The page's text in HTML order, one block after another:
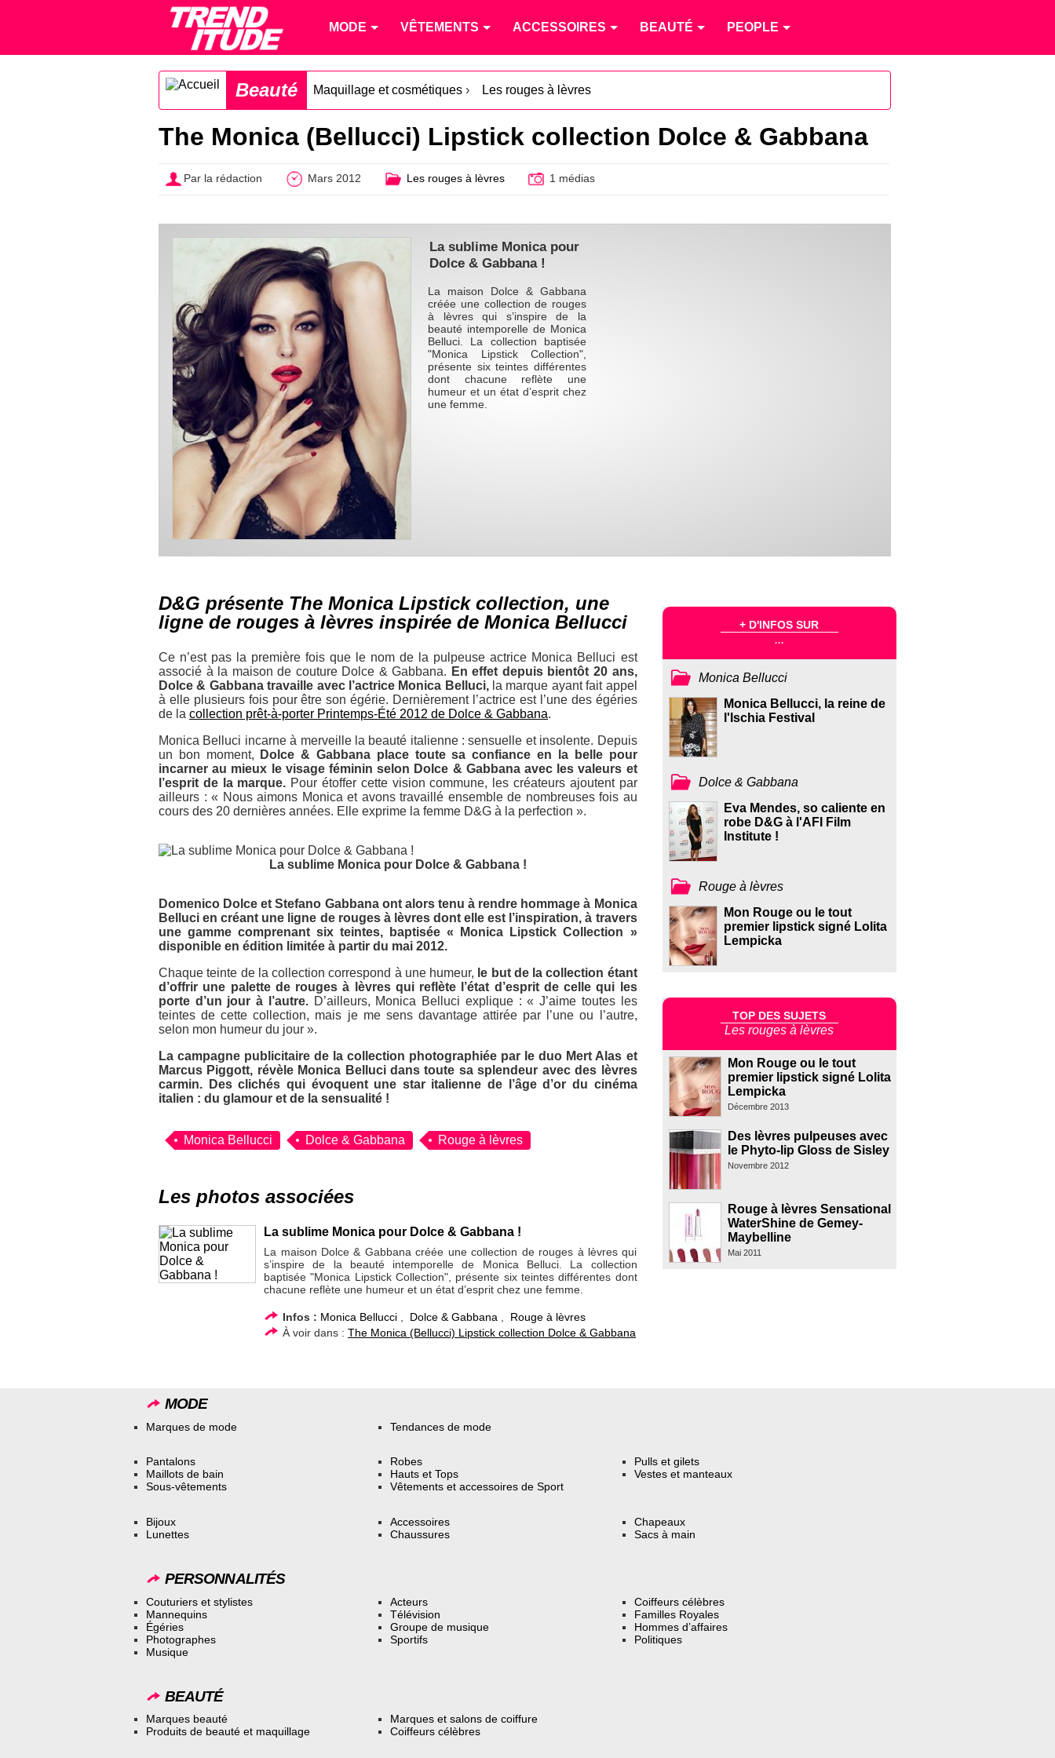
MODE VÊTEMENTS ACCESSOIRES BEAUTÉ PEOPLE
Beauté Maquillage et cosmétiques › Les rouges à lèvres
The Monica (Bellucci) Lipstick collection Dolce & Gabbana
Par la rédaction Mars 2012 Les rouges à lèvres 1 médias
La sublime Monica pour
Dolce & Gabbana !
La maison Dolce & Gabbana
créée une collection de rouges
à lèvres qui s’inspire de la
beauté intemporelle de Monica
Belluci. La collection baptisée
"Monica Lipstick Collection",
présente six teintes différentes
dont chacune reflète une
humeur et un état d’esprit chez
une femme.
D&G présente The Monica Lipstick collection, une
ligne de rouges à lèvres inspirée de Monica Bellucci
Ce n’est pas la première fois que le nom de la pulpeuse actrice Monica Belluci est
associé à la maison de couture Dolce & Gabbana. En effet depuis bientôt 20 ans,
Dolce & Gabbana travaille avec l’actrice Monica Belluci,la marque ayant fait appel
à elle plusieurs fois pour être son égérie. Dernièrement l’actrice est l’une des égéries
de la collection prêt-à-porter Printemps-Été 2012 de Dolce & Gabbana.
Monica Belluci incarne à merveille la beauté italienne : sensuelle et insolente. Depuis
un bon moment,
Dolce & Gabbana place toute sa confiance en la belle pour
incarner au mieux le visage féminin selon Dolce & Gabbana avec les valeurs et
l’esprit de la marque. Pour étoffer cette vision commune, les créateurs ajoutent par
ailleurs :« Nous aimons Monica et avons travaillé ensemble de nombreuses fois au
cours des 20 dernières années. Elle exprime la femme D&G à la perfection ».
La sublime Monica pour Dolce & Gabbana !
Domenico Dolce et Stefano Gabbana ont alors tenu à rendre hommage à Monica
Belluci en créant une ligne de rouges à lèvres dont elle est l’inspiration, à travers
une gamme comprenant six teintes, baptisée « Monica Lipstick Collection »
disponible en édition limitée à partir du mai 2012.
Chaque teinte de la collection correspond à une humeur, le but de la collection étant
d’offrir une palette de rouges à lèvres qui reflète l’état d’esprit de celle qui les
porte d’un jour à l’autre.D’ailleurs, Monica Belluci explique :« J’aime toutes les
teintes de cette collection, mais je me sens davantage attirée par l’une ou l’autre,
selon mon humeur du jour ».
La campagne publicitaire de la collection photographiée par le duo Mert Alas et
Marcus Piggott, révèle Monica Belluci dans toute sa splendeur avec des lèvres
carmin. Des clichés qui évoquent une star italienne de l’âge d’or du cinéma
italien : du glamour et de la sensualité !
Monica Bellucci Dolce & Gabbana Rouge à lèvres
Les photos associées
La sublime Monica pour Dolce & Gabbana !
La maison Dolce & Gabbana créée une collection de rouges à lèvres qui
s’inspire de la beauté intemporelle de Monica Belluci. La collection
baptisée "Monica Lipstick Collection", présente six teintes différentes dont
chacune reflète une humeur et un état d’esprit chez une femme.
Infos : Monica Bellucci Dolce & Gabbana
Rouge à lèvres
À voir dans :The Monica (Bellucci) Lipstick collection Dolce & Gabbana
+ D'INFOS SUR
...
Monica Bellucci
Monica Bellucci, la reine de
l'Ischia Festival
Dolce & Gabbana
Eva Mendes, so caliente en
robe D&G à l'AFI Film
Institute !
Rouge à lèvres
Mon Rouge ou le tout
premier lipstick signé Lolita
Lempicka
TOP DES SUJETS
Les rouges à lèvres
Mon Rouge ou le tout
premier lipstick signé Lolita
Lempicka
Décembre 2013
Des lèvres pulpeuses avec
le Phyto-lip Gloss de Sisley
Novembre 2012
Rouge à lèvres Sensational
WaterShine de Gemey-
Maybelline
Mai 2011
MODE
Marques de mode Tendances de mode
Pantalons
Maillots de bain
Sous-vêtements
Robes
Hauts et Tops
Vêtements et accessoires de Sport
Pulls et gilets
Vestes et manteaux
Bijoux
Lunettes
Accessoires
Chaussures
Chapeaux
Sacs à main
PERSONNALITÉS
Couturiers et stylistes
Mannequins
Égéries
Photographes
Musique
Acteurs
Télévision
Groupe de musique
Sportifs
Coiffeurs célèbres
Familles Royales
Hommes d’affaires
Politiques
BEAUTÉ
Marques beauté
Produits de beauté et maquillage
Marques et salons de coiffure
Coiffeurs célèbres